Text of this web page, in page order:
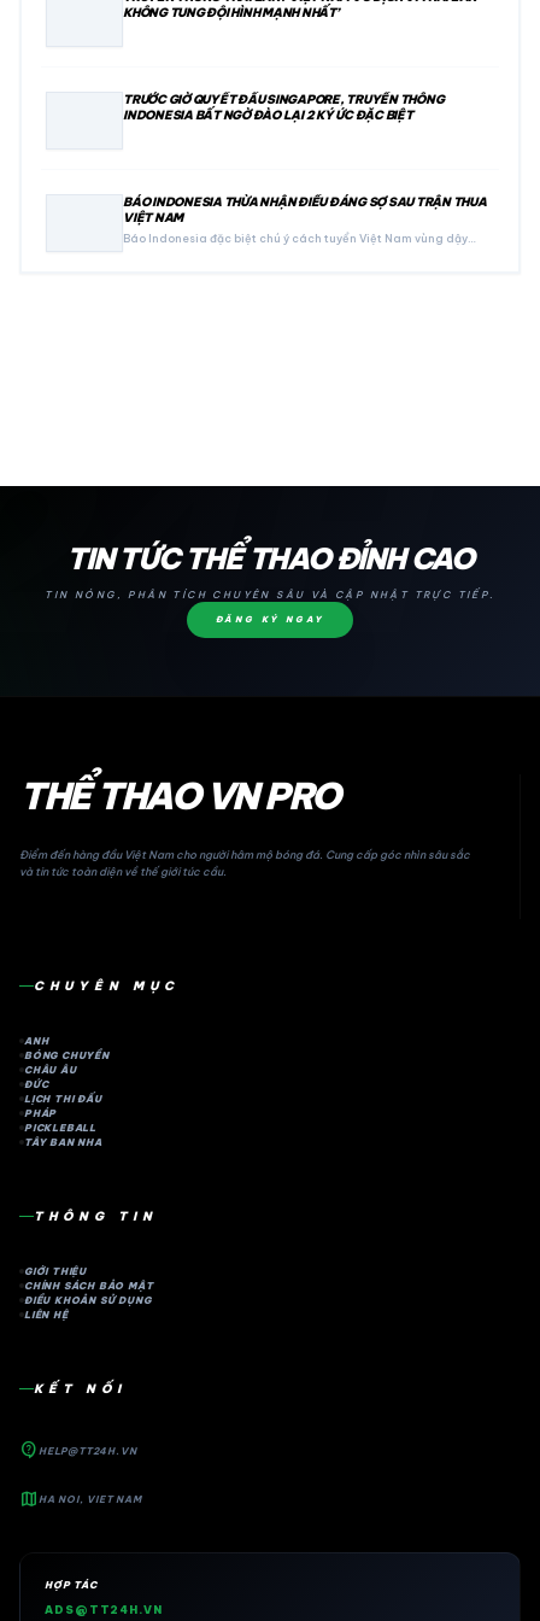
KHÔNG TUNG ĐỘI HÌNH MẠNH NHẤT’
TRƯỚC GIỜ QUYẾT ĐẤU SINGAPORE, TRUYỀN THÔNG
INDONESIA BẤT NGỜ ĐÀO LẠI 2 KÝ ỨC ĐẶC BIỆT
BÁO INDONESIA THỪA NHẬN ĐIỀU ĐÁNG SỢ SAU TRẬN THUA
VIỆT NAM
Báo Indonesia đặc biệt chú ý cách tuyển Việt Nam vùng dậy…
TIN TỨC THỂ THAO ĐỈNH CAO
TIN NÓNG, PHÂN TÍCH CHUYÊN SÂU VÀ CẬP NHẬT TRỰC TIẾP.
ĐĂNG KÝ NGAY
THỂ THAO VN PRO
Điểm đến hàng đầu Việt Nam cho người hâm mộ bóng đá. Cung cấp góc nhìn sâu sắc
và tin tức toàn diện về thế giới túc cầu.
CHUYÊN MỤC
ANH
BÓNG CHUYỀN
CHÂU ÂU
ĐỨC
LỊCH THI ĐẤU
PHÁP
PICKLEBALL
TÂY BAN NHA
THÔNG TIN
GIỚI THIỆU
CHÍNH SÁCH BẢO MẬT
ĐIỀU KHOẢN SỬ DỤNG
LIÊN HỆ
KẾT NỐI
contact_support HELP@TT24H.VN
map HA NOI, VIET NAM
HỢP TÁC
ADS@TT24H.VN